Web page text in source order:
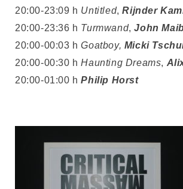
20:00-23:09 h Untitled,Rijnder
20:00-23:36 h Turmwand,John
20:00-00:03 hGoatboy, Micki
20:00-00:30 hHaunting Dreams,
20:00-01:00 hPhilip Horst